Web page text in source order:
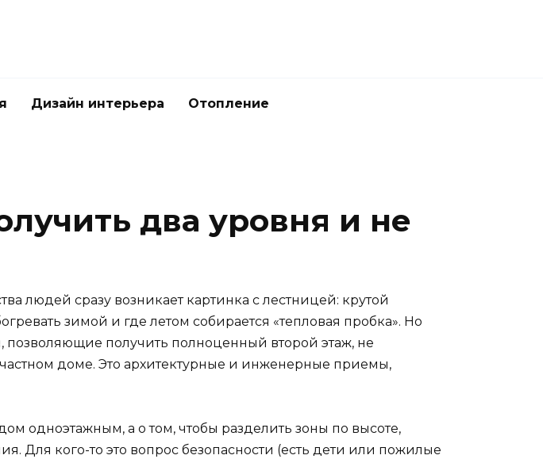
Дизайн интерьера Отопление
два уровня и не
людей сразу возникает картинка с лестницей: крутой
зимой и где летом собирается «тепловая пробка». Но
получить полноценный второй этаж, не
доме. Это архитектурные и инженерные приемы,
одноэтажным, а о том, чтобы разделить зоны по высоте,
Для кого-то это вопрос безопасности (есть дети или пожилые